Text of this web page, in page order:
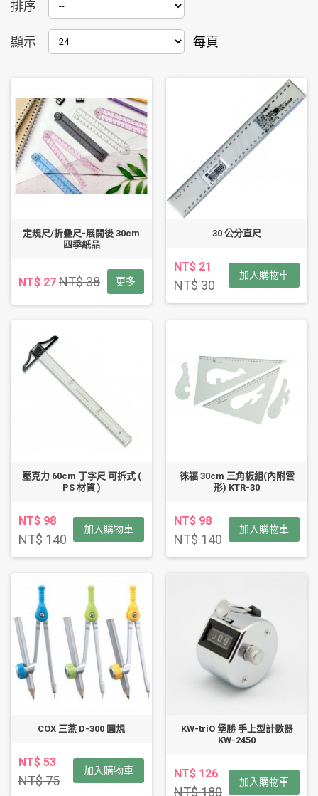
排序
顯示 每頁
定規尺/折疊尺-展開後 30cm
四季紙品
NT$ 27 NT$ 38 更多
30 公分直尺
NT$ 21
NT$ 30
加入購物車
壓克力 60cm 丁字尺 可拆式 (
PS 材質 )
NT$ 98
NT$ 140
加入購物車
徠福 30cm 三角板組(內附雲
形) KTR-30
NT$ 98
NT$ 140
加入購物車
COX 三燕 D-300 圓規
NT$ 53
NT$ 75
加入購物車
KW-triO 堡勝 手上型計數器
KW-2450
NT$ 126
NT$ 180
加入購物車